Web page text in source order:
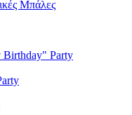
Μπάλες
Party